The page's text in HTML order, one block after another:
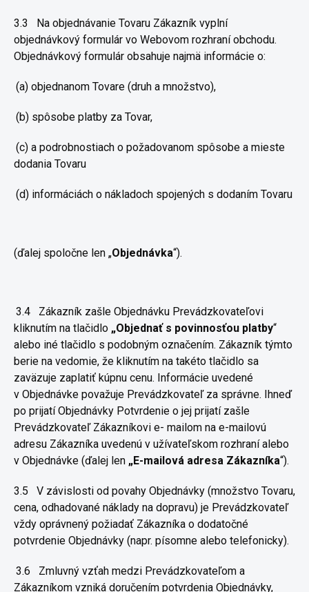
3.3
Na objednávanie Tovaru Zákazník vyplní
objednávkový formulár vo Webovom rozhraní obchodu.
Objednávkový formulár obsahuje najmä informácie o:
(a) objednanom Tovare (druh a množstvo),
(b) spôsobe platby za Tovar,
(c) a podrobnostiach o požadovanom spôsobe a mieste
dodania Tovaru
(d) informáciách o nákladoch spojených s dodaním Tovaru
(ďalej spoločne len „Objednávka“).
3.4
Zákazník zašle Objednávku Prevádzkovateľovi
kliknutím na tlačidlo „Objednať s povinnosťou platby“
alebo iné tlačidlo s podobným označením. Zákazník týmto
berie na vedomie, že kliknutím na takéto tlačidlo sa
zaväzuje zaplatiť kúpnu cenu. Informácie uvedené
v Objednávke považuje Prevádzkovateľ za správne. Ihneď
po prijatíObjednávky Potvrdenie o jej prijatí zašle
Prevádzkovateľ Zákazníkovi e- mailom na e-mailovú
adresu Zákazníka uvedenú v užívateľskom rozhraní alebo
v Objednávke (ďalej len „E-mailová adresa Zákazníka“).
3.5
V závislosti od povahy Objednávky (množstvo Tovaru,
cena, odhadované náklady na dopravu) je Prevádzkovateľ
vždy oprávnený požiadať Zákazníka o dodatočné
potvrdenie Objednávky (napr. písomne alebo telefonicky).
3.6
Zmluvný vzťah medzi Prevádzkovateľom a
Zákazníkom vzniká doručením potvrdenia Objednávky,